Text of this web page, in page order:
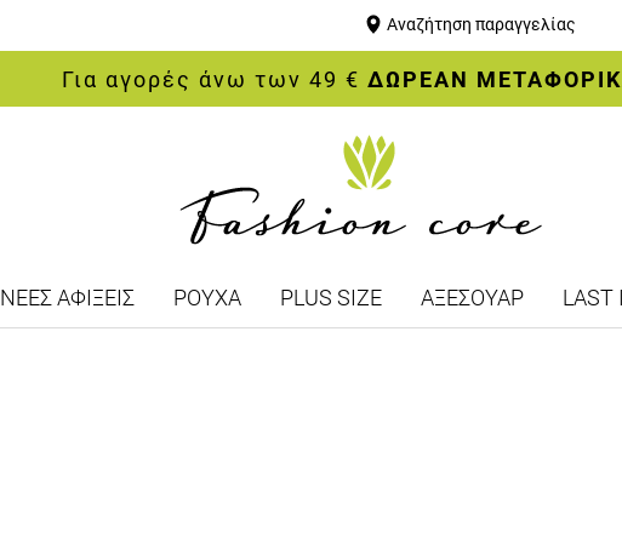
Αναζήτηση παραγγελίας
Για αγορές άνω των 49 € ΔΩΡΕΑΝ
ΝΕΕΣ ΑΦΙΞΕΙΣ ΡΟΥΧΑ PLUS SIZE ΑΞΕΣΟΥΑΡ LAST